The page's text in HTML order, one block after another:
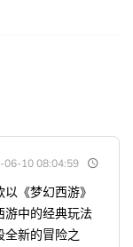
06-10 08:04:59
《梦幻西游》
游中的经典玩法
全新的冒险之